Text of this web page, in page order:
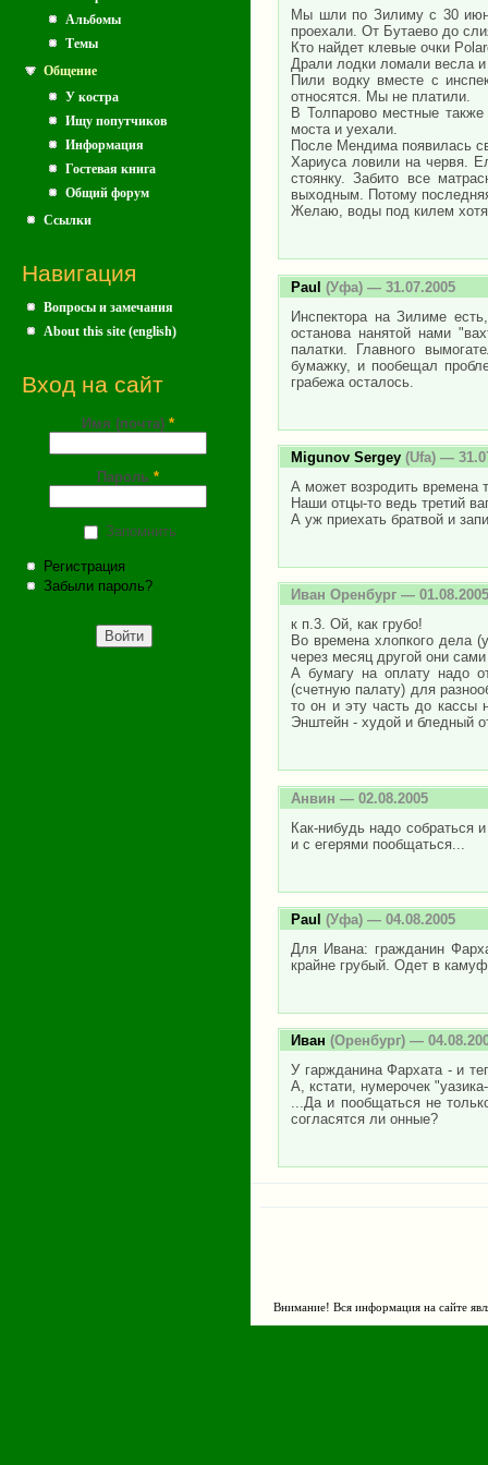
Альбомы
Темы
Общение
У костра
Ищу попутчиков
Информация
Гостевая книга
Общий форум
Ссылки
Навигация
Вопросы и замечания
About this site (english)
Вход на сайт
Имя (почта) *
Пароль *
Запомнить
Регистрация
Забыли пароль?
Мы шли по Зилиму с 30
проехали. От Бутаево до
Кто найдет клевые очки
Драли лодки ломали весла
Пили водку вместе с
относятся. Мы не платили.
В Толпарово местные
моста и уехали.
После Мендима появилась
Хариуса ловили на червя.
стоянку. Забито все
выходным. Потому
Желаю, воды под килем
Paul (Уфа) — 31.07.2005
Инспектора на Зилиме
останова нанятой нами
палатки. Главного
бумажку, и пообещал
грабежа осталось.
Migunov Sergey (Ufa) —
А может возродить времена
Наши отцы-то ведь третий
А уж приехать братвой и
Иван Оренбург — 01.08.2005
к п.3. Ой, как грубо!
Во времена хлопкого дела
через месяц другой они
А бумагу на оплату надо
(счетную палату) для
то он и эту часть до кассы
Энштейн - худой и бледный
Анвин — 02.08.2005
Как-нибудь надо собраться
и с егерями пообщаться...
Paul (Уфа) — 04.08.2005
Для Ивана: гражданин
крайне грубый. Одет в
Иван (Оренбург) —
У гаржданина Фархата - и
А, кстати, нумерочек
...Да и пообщаться не
согласятся ли онные?
Внимание! Вся информация на сайте